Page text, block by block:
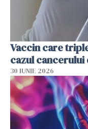
Vaccin care
cazul cancerului
30 IUNIE 2026